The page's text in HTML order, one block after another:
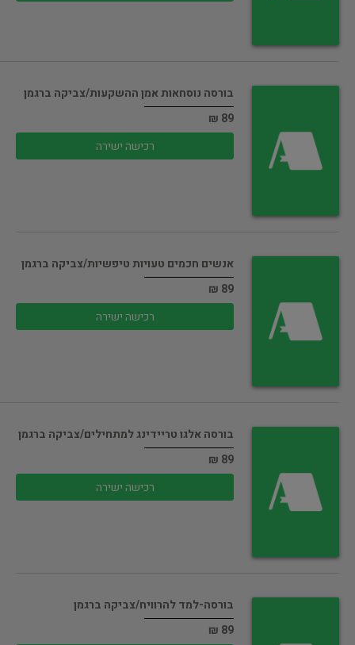
בורסה נוסחאות אמן ההשקעות/צביקה ברגמן
89 ₪
רכישה ישירה
אנשים חכמים טעויות טיפשיות/צביקה ברגמן
89 ₪
רכישה ישירה
בורסה אלגו טריידינג למתחילים/צביקה ברגמן
89 ₪
רכישה ישירה
בורסה-למד להרוויח/צביקה ברגמן
89 ₪